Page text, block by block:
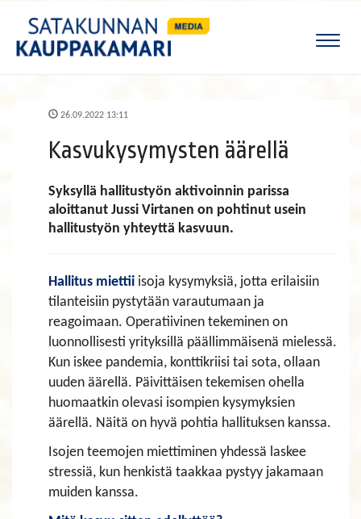
26.09.2022 13:11
Kasvukysymysten äärellä
Syksyllä hallitustyön aktivoinnin parissa
aloittanut Jussi Virtanen on pohtinut usein
hallitustyön yhteyttä kasvuun.
Hallitus miettii isoja kysymyksiä, jotta erilaisiin
tilanteisiin pystytään varautumaan ja
reagoimaan. Operatiivinen tekeminen on
luonnollisesti yrityksillä päällimmäisenä mielessä.
Kun iskee pandemia, konttikriisi tai sota, ollaan
uuden äärellä. Päivittäisen tekemisen ohella
huomaatkin olevasi isompien kysymyksien
äärellä. Näitä on hyvä pohtia hallituksen kanssa.
Isojen teemojen miettiminen yhdessä laskee
stressiä, kun henkistä taakkaa pystyy jakamaan
muiden kanssa.